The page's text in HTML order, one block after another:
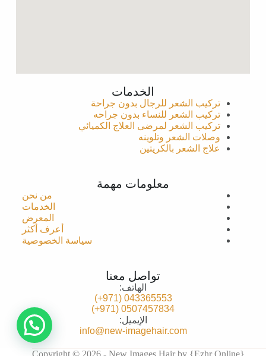
الخدمات
تركيب الشعر للرجال بدون جراحة
تركيب الشعر للنساء بدون جراحه
تركيب ا لشعر لمرضى العلاج الكميائي
وصلات الشعر وتلوينه
علاج الشعر بالكريتين
معلومات مهمة
من نحن
الخدمات
المعرض
أعرف أكثر
سياسة الخصوصية
تواصل معنا
الهاتف:
043365553
(971+)‎‎
0507457834
(971+)
الإيميل:
info@new-imagehair.com
Copyright © 2026 - New Images Hair by {Ezhr Online}